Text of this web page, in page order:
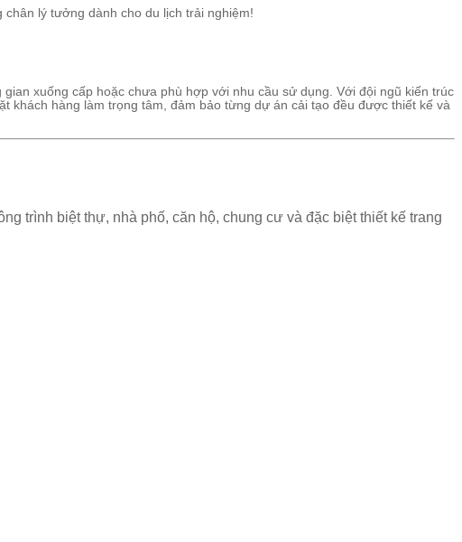
lý tưởng dành cho du lịch trải nghiệm!
gian xuống cấp hoặc chưa phù hợp với nhu cầu sử dụng. Với đội ngũ kiến trúc
khách hàng làm trọng tâm, đảm bảo từng dự án cải tạo đều được thiết kế và
trình biệt thự, nhà phố, căn hộ, chung cư và đặc biệt thiết kế trang